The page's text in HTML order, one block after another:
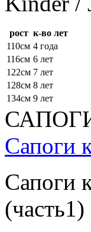
рост к-во лет
110см 4 года
116см 6 лет
122см 7 лет
128см 8 лет
134см 9 лет
Сапоги
Сапоги
(часть1)